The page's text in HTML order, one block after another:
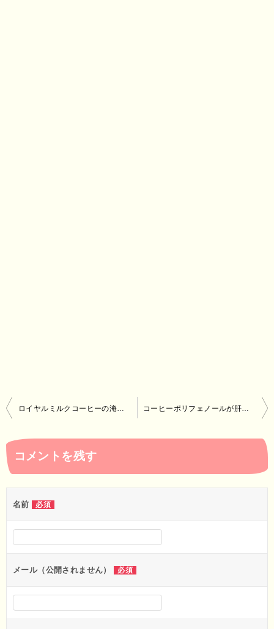
投
ナ
ビ
ー
ョ
ロイヤルミルクコーヒーの淹れ方～ロイヤルミルクティーは王室もイギリスも関係ない日本の飲み物って本当！？～ コーヒーポリフェノールが肝臓に効果あり！～脂肪肝や肝硬変など生活習慣病の予防に効く！健康飲料～
コメントを残す
名前 必須
メール（公開されません） 必須